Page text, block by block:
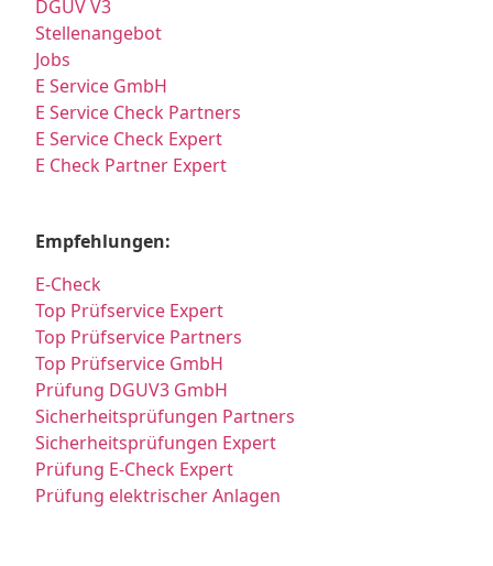
DGUV V3
Stellenangebot
Jobs
E Service GmbH
E Service Check Partners
E Service Check Expert
E Check Partner Expert
Empfehlungen:
E-Check
Top Prüfservice Expert
Top Prüfservice Partners
Top Prüfservice GmbH
Prüfung DGUV3 GmbH
Sicherheitsprüfungen Partners
Sicherheitsprüfungen Expert
Prüfung E-Check Expert
Prüfung elektrischer Anlagen